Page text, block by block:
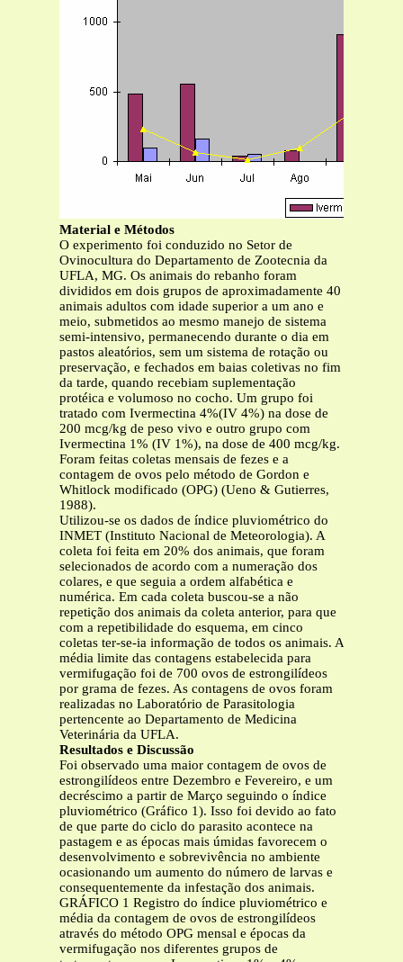
Material e Métodos
O experimento foi conduzido no Setor de
Ovinocultura do Departamento de Zootecnia da
UFLA, MG. Os animais do rebanho foram
divididos em dois grupos de aproximadamente 40
animais adultos com idade superior a um ano e
meio, submetidos ao mesmo manejo de sistema
semi-intensivo, permanecendo durante o dia em
pastos aleatórios, sem um sistema de rotação ou
preservação, e fechados em baias coletivas no fim
da tarde, quando recebiam suplementação
protéica e volumoso no cocho. Um grupo foi
tratado com Ivermectina 4%(IV 4%) na dose de
200 mcg/kg de peso vivo e outro grupo com
Ivermectina 1% (IV 1%), na dose de 400 mcg/kg.
Foram feitas coletas mensais de fezes e a
contagem de ovos pelo método de Gordon e
Whitlock modificado (OPG) (Ueno & Gutierres,
1988).
Utilizou-se os dados de índice pluviométrico do
INMET (Instituto Nacional de Meteorologia). A
coleta foi feita em 20% dos animais, que foram
selecionados de acordo com a numeração dos
colares, e que seguia a ordem alfabética e
numérica. Em cada coleta buscou-se a não
repetição dos animais da coleta anterior, para que
com a repetibilidade do esquema, em cinco
coletas ter-se-ia informação de todos os animais. A
média limite das contagens estabelecida para
vermifugação foi de 700 ovos de estrongilídeos
por grama de fezes. As contagens de ovos foram
realizadas no Laboratório de Parasitologia
pertencente ao Departamento de Medicina
Veterinária da UFLA.
Resultados e Discussão
Foi observado uma maior contagem de ovos de
estrongilídeos entre Dezembro e Fevereiro, e um
decréscimo a partir de Março seguindo o índice
pluviométrico (Gráfico 1). Isso foi devido ao fato
de que parte do ciclo do parasito acontece na
pastagem e as épocas mais úmidas favorecem o
desenvolvimento e sobrevivência no ambiente
ocasionando um aumento do número de larvas e
consequentemente da infestação dos animais.
GRÁFICO 1 Registro do índice pluviométrico e
média da contagem de ovos de estrongilídeos
através do método OPG mensal e épocas da
vermifugação nos diferentes grupos de